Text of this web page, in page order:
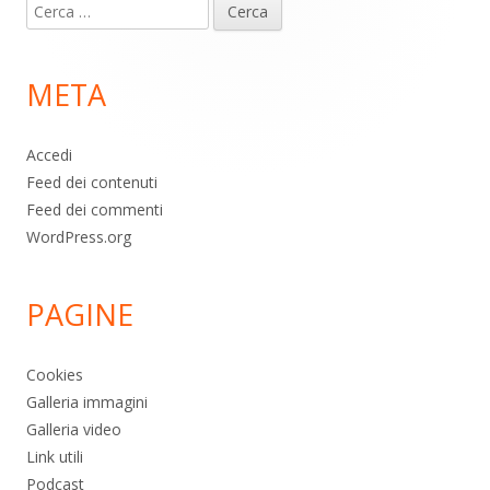
piè
pagina
Ricerca
per:
META
Accedi
Feed dei contenuti
Feed dei commenti
WordPress.org
PAGINE
Cookies
Galleria immagini
Galleria video
Link utili
Podcast